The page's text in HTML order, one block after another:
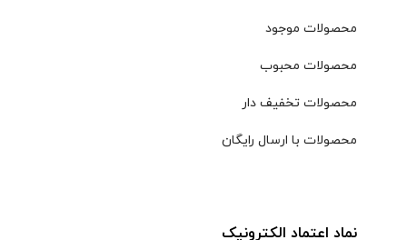
محصولات موجود
محصولات محبوب
محصولات تخفیف دار
محصولات با ارسال رایگان
نماد اعتماد الکترونیک